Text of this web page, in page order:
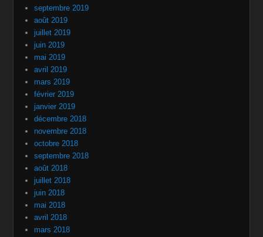
septembre 2019
août 2019
juillet 2019
juin 2019
mai 2019
avril 2019
mars 2019
février 2019
janvier 2019
décembre 2018
novembre 2018
octobre 2018
septembre 2018
août 2018
juillet 2018
juin 2018
mai 2018
avril 2018
mars 2018